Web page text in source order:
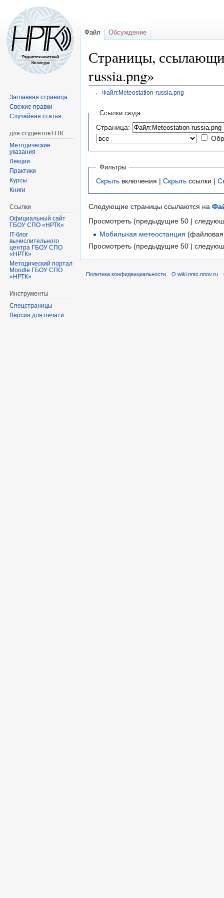
Страницы,
russia.png»
← Файл:Meteostation-russia.png
Перейти
навигации
Перейти
поиску
Ссылки сюда
Страница:
Фильтры
Скрыть включения | Скрыть ссылки |
Следующие страницы ссылаются на
Просмотреть (предыдущие 50 |
Мобильная метеостанция
Просмотреть (предыдущие 50 |
Файл Обсуждение
Заглавная страница
Свежие правки
Случайная статья
для студентов НТК
Методические
указания
Лекции
Практики
Курсы
Книги
Ссылки
Официальный сайт
ГБОУ СПО «НРТК»
IT-блог
вычислительного
центра ГБОУ СПО
«НРТК»
Методический портал
Moodle ГБОУ СПО
«НРТК»
Инструменты
Спецстраницы
Версия для печати
Политика конфиденциальности О wiki.nntc.nnov.ru